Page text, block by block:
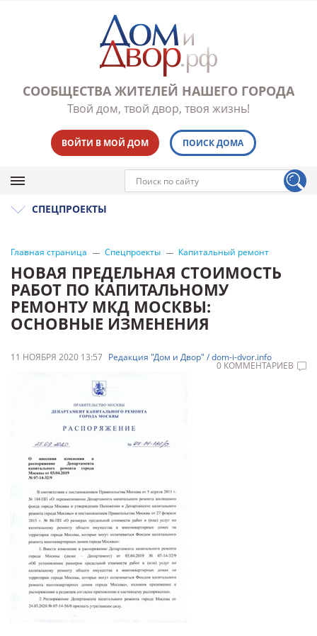
СООБЩЕСТВА ЖИТЕЛЕЙ НАШЕГО ГОРОДА
Твой дом, твой двор, твоя жизнь!
ВОЙТИ В МОЙ ДОМ ПОИСК ДОМА
СПЕЦПРОЕКТЫ
Главная страница Спецпроекты Капитальный ремонт
НОВАЯ ПРЕДЕЛЬНАЯ СТОИМОСТЬ
РАБОТ ПО КАПИТАЛЬНОМУ
РЕМОНТУ МКД МОСКВЫ:
ОСНОВНЫЕ ИЗМЕНЕНИЯ
11 НОЯБРЯ 2020 13:57 Редакция "Дом и Двор" / dom-i-dvor.info
0 КОММЕНТАРИЕВ